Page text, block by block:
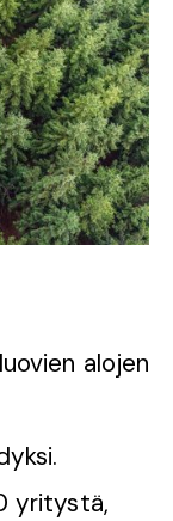
alojen
yritystä,